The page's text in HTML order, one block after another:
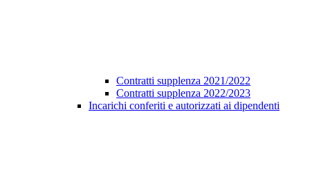
Contratti supplenza 2021/2022
Contratti supplenza 2022/2023
Incarichi conferiti e autorizzati ai dipendenti